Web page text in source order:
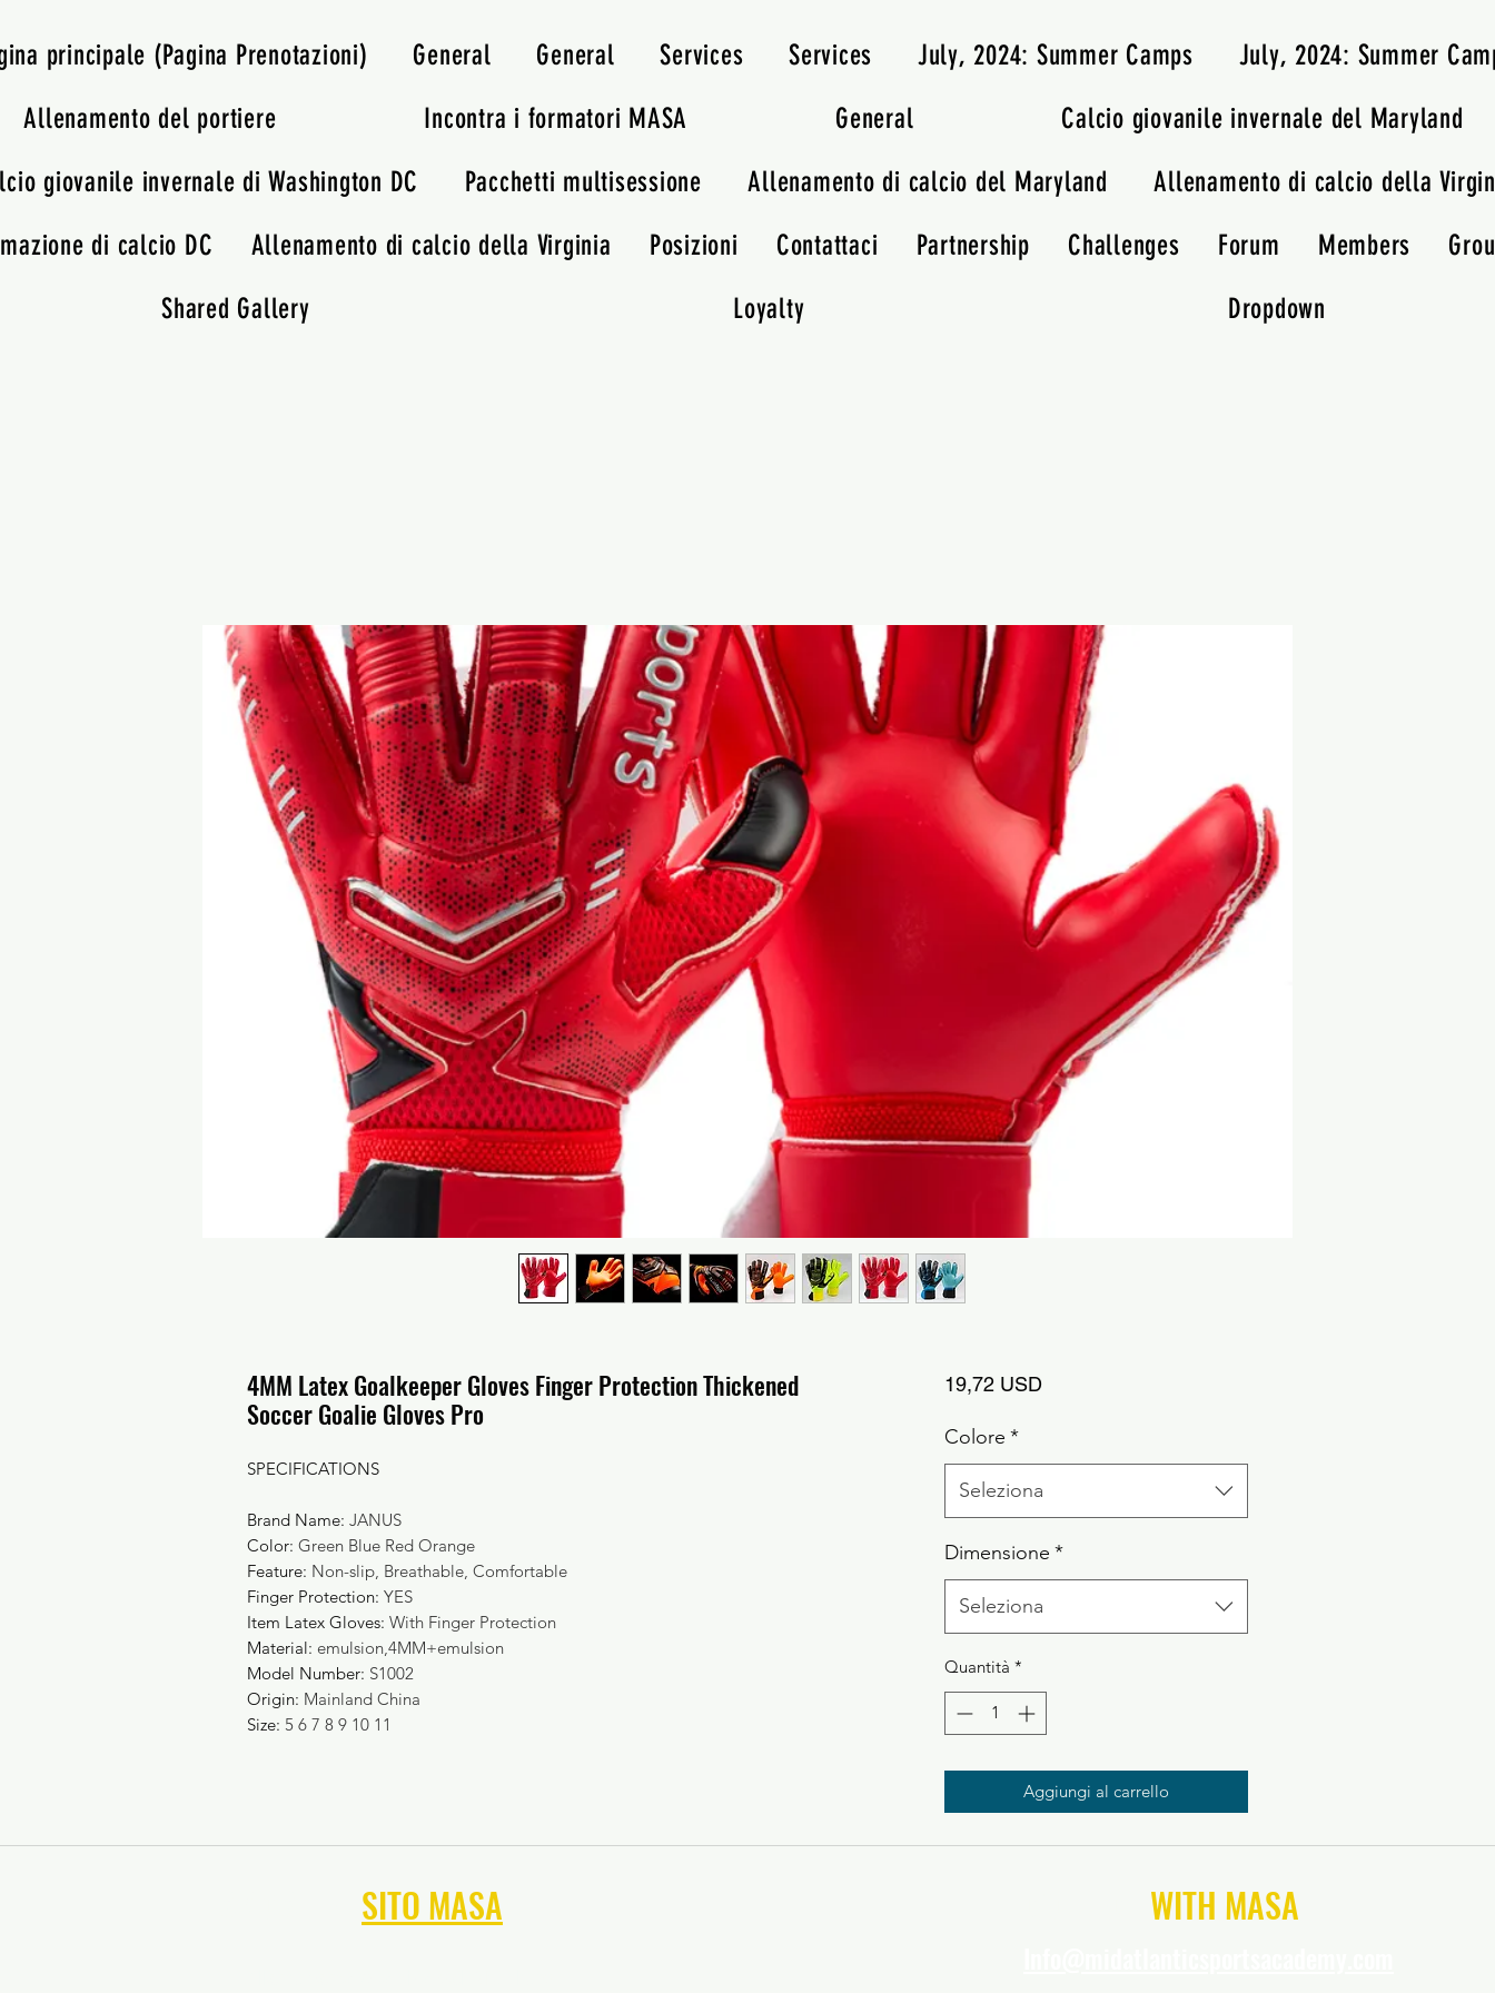
principale (Pagina Prenotazioni) General General Services Services July, 2024: Summer Camps
July, 2024: Summer
Allenamento del portiere
Incontra i formatori MASA General
Calcio giovanile invernale del Maryland
giovanile invernale di Washington DC
Pacchetti multisessione Allenamento di calcio del Maryland
Allenamento di calcio della
di calcio DC
Allenamento di calcio della Virginia Posizioni Contattaci Partnership Challenges Forum Members
Shared Gallery
Loyalty Dropdown
4MM Latex Goalkeeper Gloves Finger Protection Thickened
Soccer Goalie Gloves Pro
SPECIFICATIONS
Brand Name: JANUS
Color: Green Blue Red Orange
Feature: Non-slip, Breathable, Comfortable
Finger Protection: YES
Item Latex Gloves: With Finger Protection
Material: emulsion,4MM+emulsion
Model Number: S1002
Origin: Mainland China
Size: 5 6 7 8 9 10 11
19,72 USDPrezzo
Colore *
Seleziona
Dimensione *
Seleziona
Quantità *
Aggiungi al carrello
SITO MASA WITH MASA